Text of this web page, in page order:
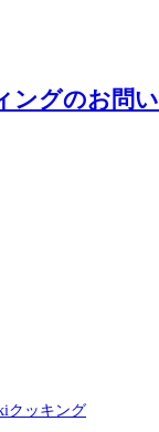
クッキング